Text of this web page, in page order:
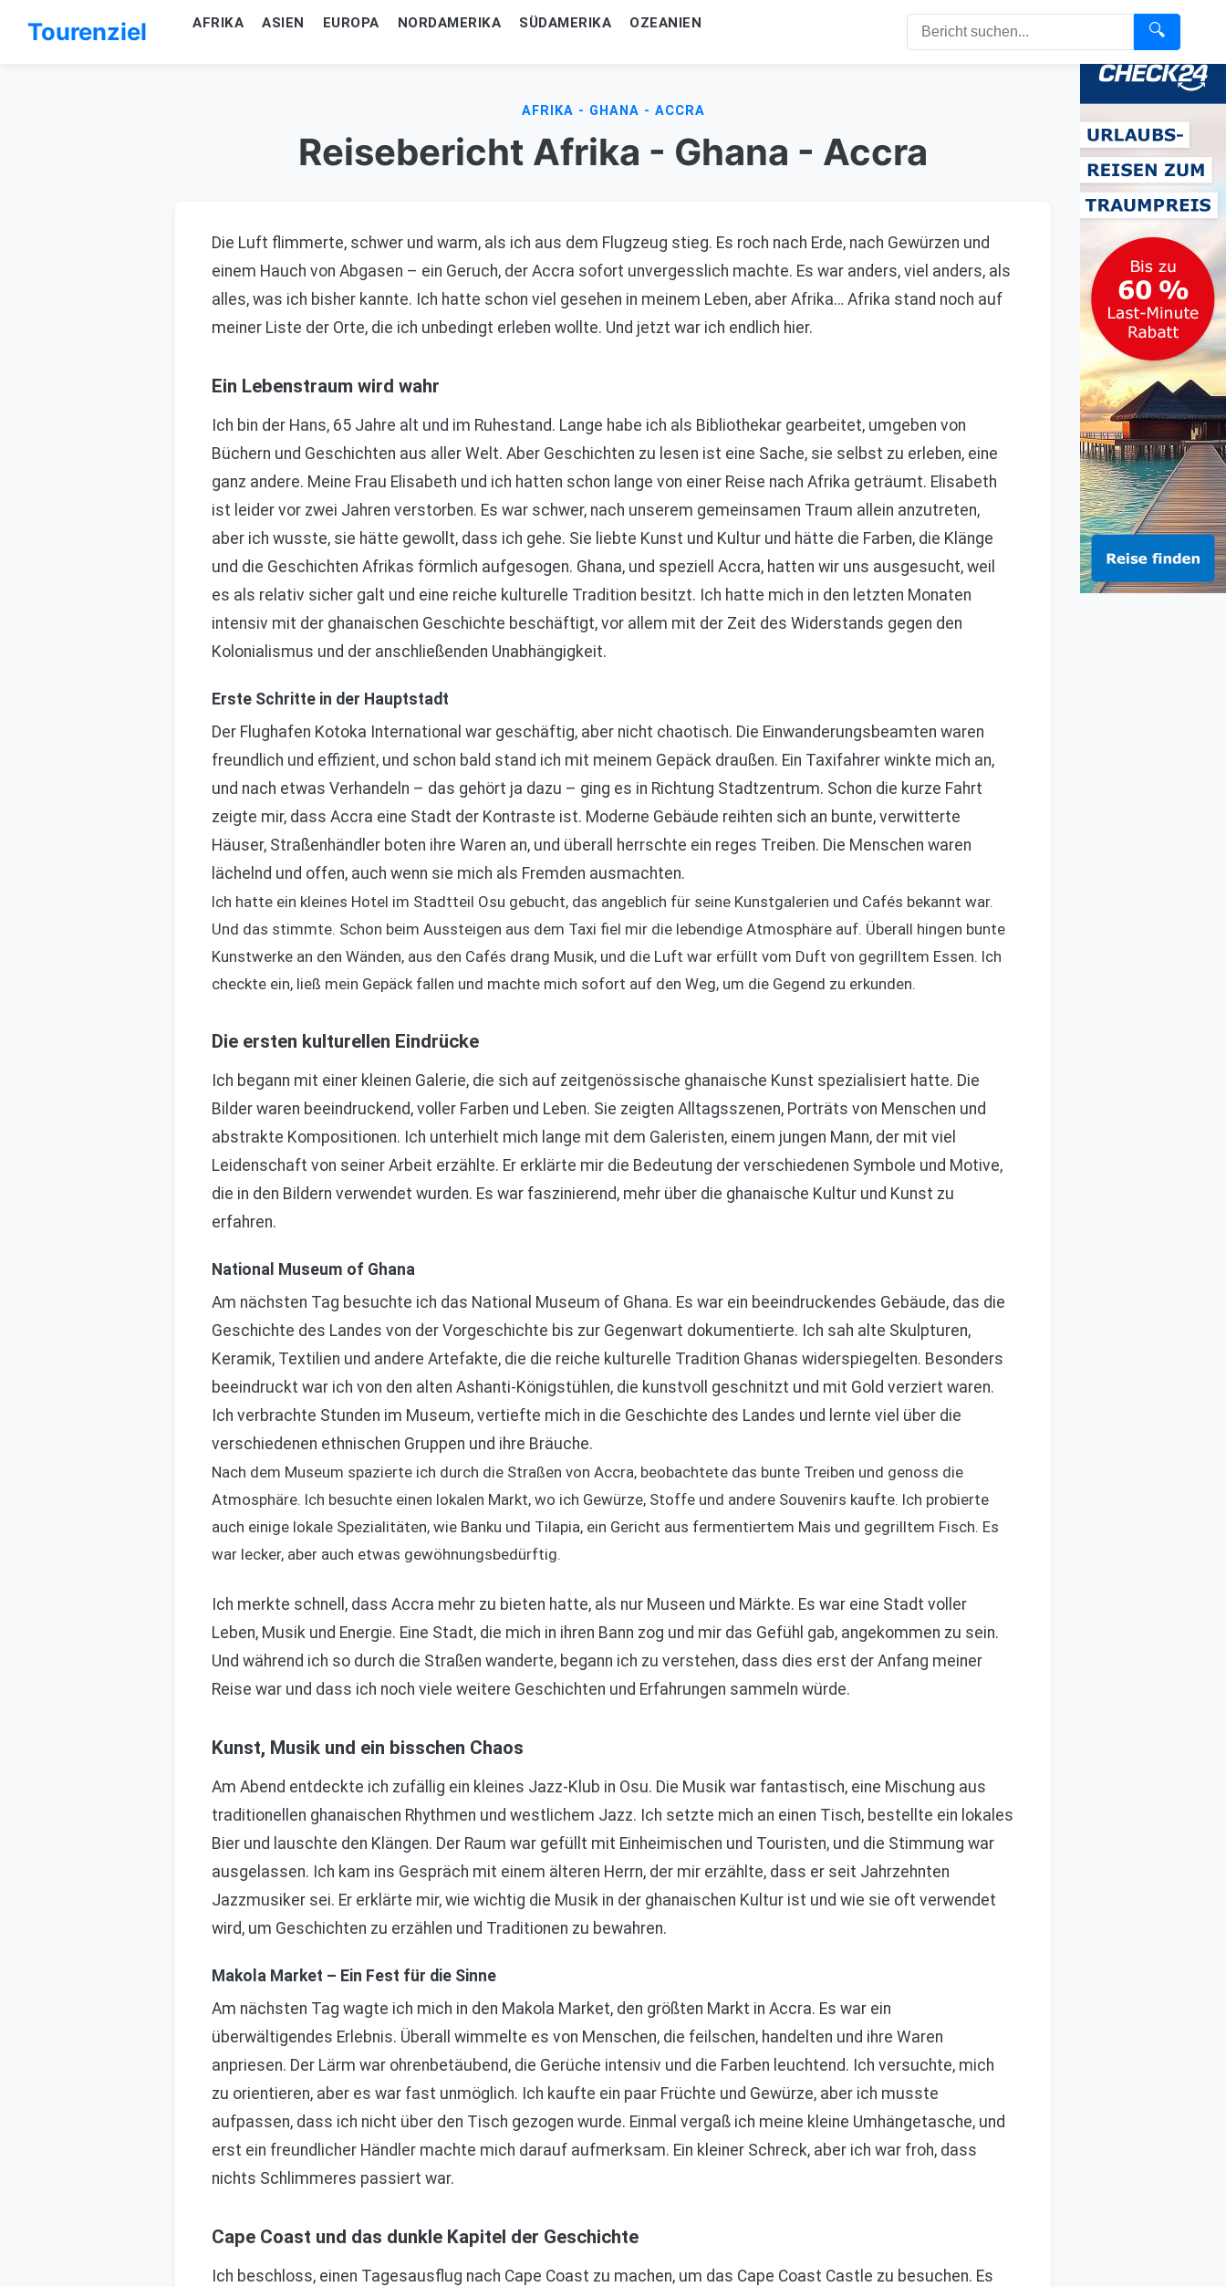
Tourenziel 🔍
AFRIKA ASIEN EUROPA NORDAMERIKA SÜDAMERIKA OZEANIEN
AFRIKA - GHANA - ACCRA
Reisebericht Afrika - Ghana - Accra
Die Luft flimmerte, schwer und warm, als ich aus dem Flugzeug stieg. Es roch nach Erde, nach Gewürzen und
einem Hauch von Abgasen – ein Geruch, der Accra sofort unvergesslich machte. Es war anders, viel anders, als
alles, was ich bisher kannte. Ich hatte schon viel gesehen in meinem Leben, aber Afrika… Afrika stand noch auf
meiner Liste der Orte, die ich unbedingt erleben wollte. Und jetzt war ich endlich hier.
Ein Lebenstraum wird wahr
Ich bin der Hans, 65 Jahre alt und im Ruhestand. Lange habe ich als Bibliothekar gearbeitet, umgeben von
Büchern und Geschichten aus aller Welt. Aber Geschichten zu lesen ist eine Sache, sie selbst zu erleben, eine
ganz andere. Meine Frau Elisabeth und ich hatten schon lange von einer Reise nach Afrika geträumt. Elisabeth
ist leider vor zwei Jahren verstorben. Es war schwer, nach unserem gemeinsamen Traum allein anzutreten,
aber ich wusste, sie hätte gewollt, dass ich gehe. Sie liebte Kunst und Kultur und hätte die Farben, die Klänge
und die Geschichten Afrikas förmlich aufgesogen. Ghana, und speziell Accra, hatten wir uns ausgesucht, weil
es als relativ sicher galt und eine reiche kulturelle Tradition besitzt. Ich hatte mich in den letzten Monaten
intensiv mit der ghanaischen Geschichte beschäftigt, vor allem mit der Zeit des Widerstands gegen den
Kolonialismus und der anschließenden Unabhängigkeit.
Erste Schritte in der Hauptstadt
Der Flughafen Kotoka International war geschäftig, aber nicht chaotisch. Die Einwanderungsbeamten waren
freundlich und effizient, und schon bald stand ich mit meinem Gepäck draußen. Ein Taxifahrer winkte mich an,
und nach etwas Verhandeln – das gehört ja dazu – ging es in Richtung Stadtzentrum. Schon die kurze Fahrt
zeigte mir, dass Accra eine Stadt der Kontraste ist. Moderne Gebäude reihten sich an bunte, verwitterte
Häuser, Straßenhändler boten ihre Waren an, und überall herrschte ein reges Treiben. Die Menschen waren
lächelnd und offen, auch wenn sie mich als Fremden ausmachten.
Ich hatte ein kleines Hotel im Stadtteil Osu gebucht, das angeblich für seine Kunstgalerien und Cafés bekannt war.
Und das stimmte. Schon beim Aussteigen aus dem Taxi fiel mir die lebendige Atmosphäre auf. Überall hingen bunte
Kunstwerke an den Wänden, aus den Cafés drang Musik, und die Luft war erfüllt vom Duft von gegrilltem Essen. Ich
checkte ein, ließ mein Gepäck fallen und machte mich sofort auf den Weg, um die Gegend zu erkunden.
Die ersten kulturellen Eindrücke
Ich begann mit einer kleinen Galerie, die sich auf zeitgenössische ghanaische Kunst spezialisiert hatte. Die
Bilder waren beeindruckend, voller Farben und Leben. Sie zeigten Alltagsszenen, Porträts von Menschen und
abstrakte Kompositionen. Ich unterhielt mich lange mit dem Galeristen, einem jungen Mann, der mit viel
Leidenschaft von seiner Arbeit erzählte. Er erklärte mir die Bedeutung der verschiedenen Symbole und Motive,
die in den Bildern verwendet wurden. Es war faszinierend, mehr über die ghanaische Kultur und Kunst zu
erfahren.
National Museum of Ghana
Am nächsten Tag besuchte ich das National Museum of Ghana. Es war ein beeindruckendes Gebäude, das die
Geschichte des Landes von der Vorgeschichte bis zur Gegenwart dokumentierte. Ich sah alte Skulpturen,
Keramik, Textilien und andere Artefakte, die die reiche kulturelle Tradition Ghanas widerspiegelten. Besonders
beeindruckt war ich von den alten Ashanti-Königstühlen, die kunstvoll geschnitzt und mit Gold verziert waren.
Ich verbrachte Stunden im Museum, vertiefte mich in die Geschichte des Landes und lernte viel über die
verschiedenen ethnischen Gruppen und ihre Bräuche.
Nach dem Museum spazierte ich durch die Straßen von Accra, beobachtete das bunte Treiben und genoss die
Atmosphäre. Ich besuchte einen lokalen Markt, wo ich Gewürze, Stoffe und andere Souvenirs kaufte. Ich probierte
auch einige lokale Spezialitäten, wie Banku und Tilapia, ein Gericht aus fermentiertem Mais und gegrilltem Fisch. Es
war lecker, aber auch etwas gewöhnungsbedürftig.
Ich merkte schnell, dass Accra mehr zu bieten hatte, als nur Museen und Märkte. Es war eine Stadt voller
Leben, Musik und Energie. Eine Stadt, die mich in ihren Bann zog und mir das Gefühl gab, angekommen zu sein.
Und während ich so durch die Straßen wanderte, begann ich zu verstehen, dass dies erst der Anfang meiner
Reise war und dass ich noch viele weitere Geschichten und Erfahrungen sammeln würde.
Kunst, Musik und ein bisschen Chaos
Am Abend entdeckte ich zufällig ein kleines Jazz-Klub in Osu. Die Musik war fantastisch, eine Mischung aus
traditionellen ghanaischen Rhythmen und westlichem Jazz. Ich setzte mich an einen Tisch, bestellte ein lokales
Bier und lauschte den Klängen. Der Raum war gefüllt mit Einheimischen und Touristen, und die Stimmung war
ausgelassen. Ich kam ins Gespräch mit einem älteren Herrn, der mir erzählte, dass er seit Jahrzehnten
Jazzmusiker sei. Er erklärte mir, wie wichtig die Musik in der ghanaischen Kultur ist und wie sie oft verwendet
wird, um Geschichten zu erzählen und Traditionen zu bewahren.
Makola Market – Ein Fest für die Sinne
Am nächsten Tag wagte ich mich in den Makola Market, den größten Markt in Accra. Es war ein
überwältigendes Erlebnis. Überall wimmelte es von Menschen, die feilschen, handelten und ihre Waren
anpriesen. Der Lärm war ohrenbetäubend, die Gerüche intensiv und die Farben leuchtend. Ich versuchte, mich
zu orientieren, aber es war fast unmöglich. Ich kaufte ein paar Früchte und Gewürze, aber ich musste
aufpassen, dass ich nicht über den Tisch gezogen wurde. Einmal vergaß ich meine kleine Umhängetasche, und
erst ein freundlicher Händler machte mich darauf aufmerksam. Ein kleiner Schreck, aber ich war froh, dass
nichts Schlimmeres passiert war.
Cape Coast und das dunkle Kapitel der Geschichte
Ich beschloss, einen Tagesausflug nach Cape Coast zu machen, um das Cape Coast Castle zu besuchen. Es